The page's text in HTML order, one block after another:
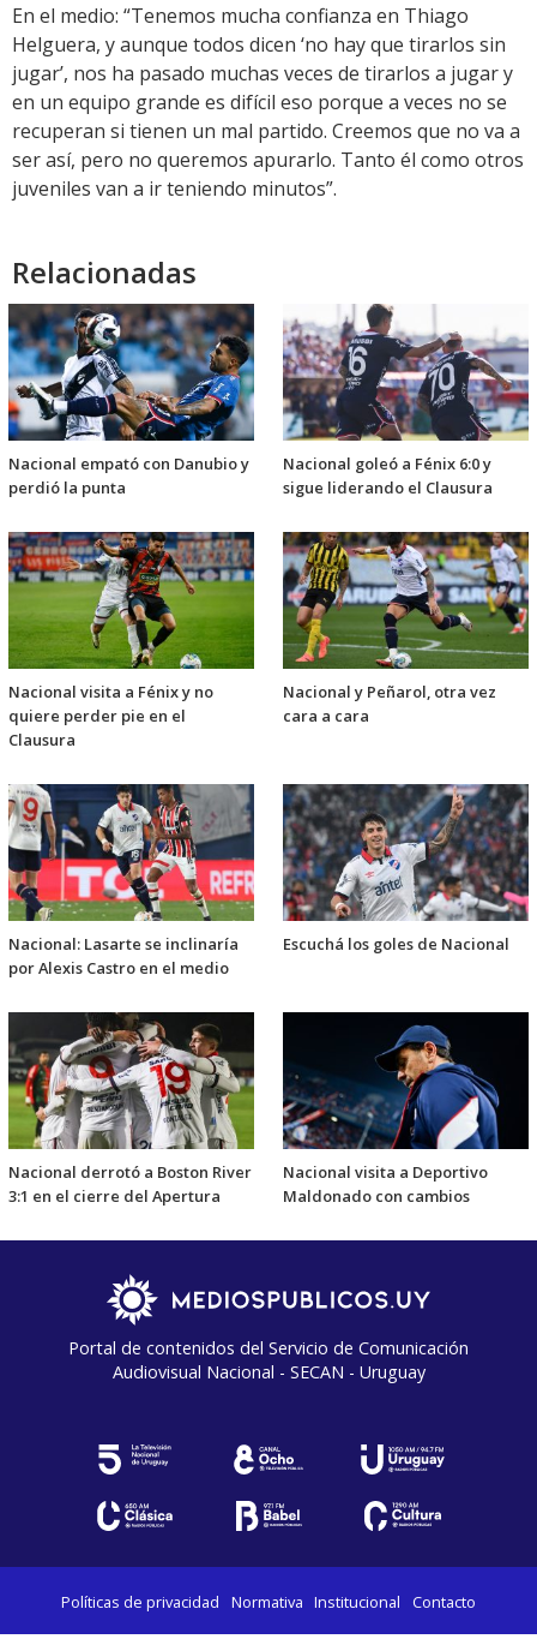
En el medio: “Tenemos mucha confianza en Thiago
Helguera, y aunque todos dicen ‘no hay que tirarlos sin
jugar’, nos ha pasado muchas veces de tirarlos a jugar y
en un equipo grande es difícil eso porque a veces no se
recuperan si tienen un mal partido. Creemos que no va a
ser así, pero no queremos apurarlo. Tanto él como otros
juveniles van a ir teniendo minutos”.
Relacionadas
Nacional empató con Danubio y
perdió la punta
Nacional goleó a Fénix 6:0 y
sigue liderando el Clausura
Nacional visita a Fénix y no
quiere perder pie en el
Clausura
Nacional y Peñarol, otra vez
cara a cara
Nacional: Lasarte se inclinaría
por Alexis Castro en el medio
Escuchá los goles de Nacional
Nacional derrotó a Boston River
3:1 en el cierre del Apertura
Nacional visita a Deportivo
Maldonado con cambios
Portal de contenidos del Servicio de Comunicación
Audiovisual Nacional - SECAN - Uruguay
Políticas de privacidad Normativa Institucional Contacto